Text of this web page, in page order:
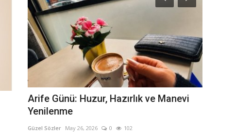
Arife Günü: Huzur, Hazırlık ve Manevi
Yenilenme
Güzel Sözler May 26, 2026 0 102